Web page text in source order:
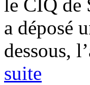
le CIQ de
a déposé
dessous,
suite